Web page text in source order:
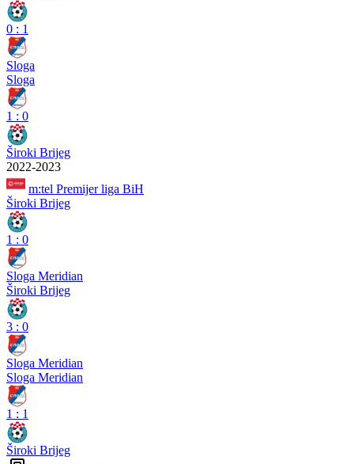
0 : 1
Sloga
Sloga
1 : 0
Široki Brijeg
2022-2023
m:tel Premijer liga BiH
Široki Brijeg
1 : 0
Sloga Meridian
Široki Brijeg
3 : 0
Sloga Meridian
Sloga Meridian
1 : 1
Široki Brijeg